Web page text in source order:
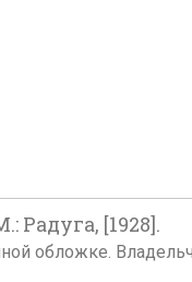
Радуга, [1928].
обложке.